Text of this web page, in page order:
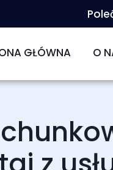
GŁÓWNA
O
O